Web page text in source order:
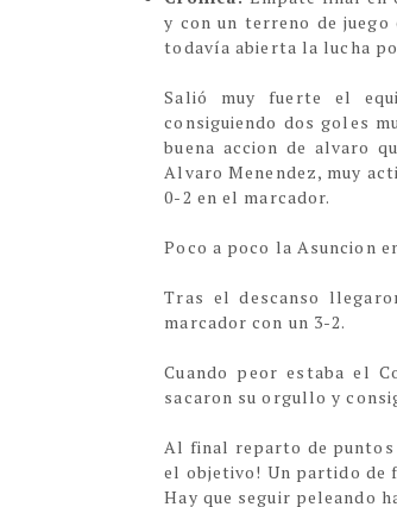
y con un terreno de juego
todavía abierta la lucha
Salió muy fuerte el
consiguiendo dos goles
buena accion de alvaro
Alvaro Menendez, muy
0-2 en el marcador.
Poco a poco la Asuncion
Tras el descanso
marcador con un 3-2.
Cuando peor estaba el
sacaron su orgullo y
Al final reparto de puntos
el objetivo! Un partido de
Hay que seguir peleando